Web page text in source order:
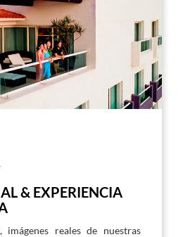
& EXPERIENCIA
imágenes reales de nuestras